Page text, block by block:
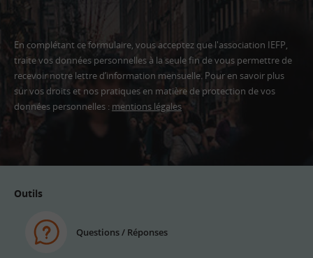
En complétant ce formulaire, vous acceptez que l'association IEFP,
traite vos données personnelles à la seule fin de vous permettre de
recevoir notre lettre d’information mensuelle. Pour en savoir plus
sur vos droits et nos pratiques en matière de protection de vos
données personnelles : mentions légales
Outils
Questions / Réponses